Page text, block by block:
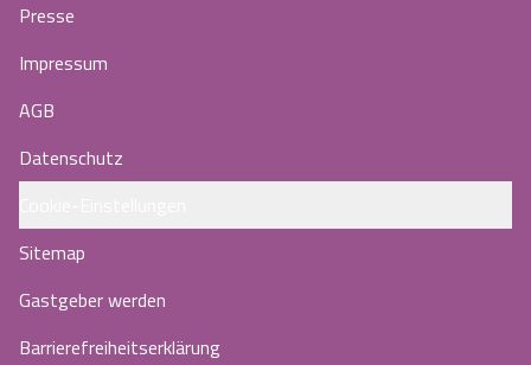
Presse
Impressum
AGB
Datenschutz
Sitemap
Gastgeber werden
Barrierefreiheitserklärung